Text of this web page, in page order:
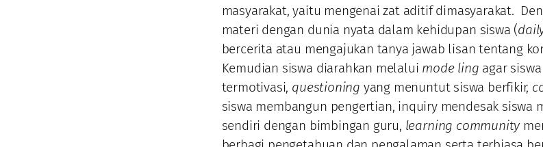
masyarakat, yaitu mengenai zat aditif dimasyarakat.
materi dengan dunia nyata dalam kehidupan siswa (
bercerita atau mengajukan tanya jawab lisan tentang
Kemudian siswa diarahkan melalui mode ling agar siswa
termotivasi, questioning yang menuntut siswa berfikir,
siswa membangun pengertian, inquiry mendesak siswa
sendiri dengan bimbingan guru, learning community